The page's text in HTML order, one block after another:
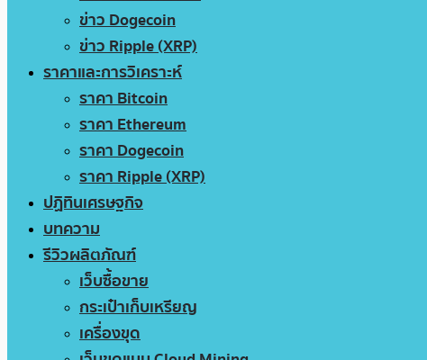
ข่าว Dogecoin
ข่าว Ripple (XRP)
ราคาและการวิเคราะห์
ราคา Bitcoin
ราคา Ethereum
ราคา Dogecoin
ราคา Ripple (XRP)
ปฏิทินเศรษฐกิจ
บทความ
รีวิวผลิตภัณฑ์
เว็บซื้อขาย
กระเป๋าเก็บเหรียญ
เครื่องขุด